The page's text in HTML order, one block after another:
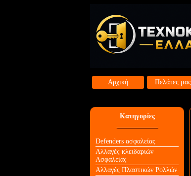
Αρχική Πελάτες μας
Κατηγορίες
Defenders ασφαλείας
Αλλαγές κλειδαριών
Aσφαλείας
Αλλαγές Πλαστικών Ρολλών